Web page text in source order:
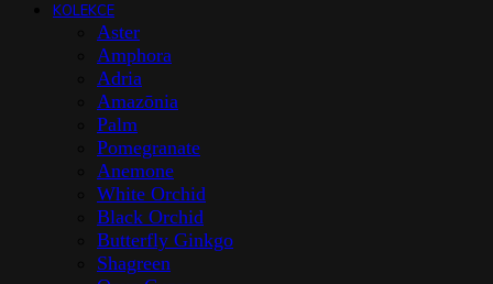
KOLEKCE
Aster
Amphora
Adria
Amazōnia
Palm
Pomegranate
Anemone
White Orchid
Black Orchid
Butterfly Ginkgo
Shagreen